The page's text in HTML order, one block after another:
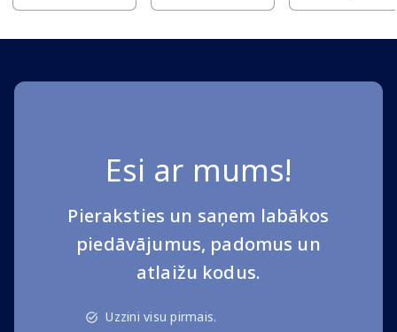
Esi ar mums!
Pieraksties un saņem labākos
piedāvājumus, padomus un
atlaižu kodus.
Uzzini visu pirmais.